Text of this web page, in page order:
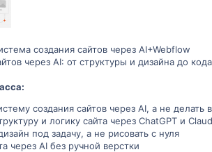
создания сайтов через AI+Webflow
через AI: от структуры и дизайна до
создания сайтов через AI, а не делать
и логику сайта через ChatGPT и
под задачу, а не рисовать с нуля
через AI без ручной верстки